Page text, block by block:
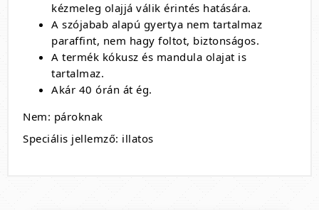
kézmeleg olajjá válik érintés hatására.
A szójabab alapú gyertya nem tartalmaz
paraffint, nem hagy foltot, biztonságos.
A termék kókusz és mandula olajat is
tartalmaz.
Akár 40 órán át ég.
Nem: pároknak
Speciális jellemző: illatos